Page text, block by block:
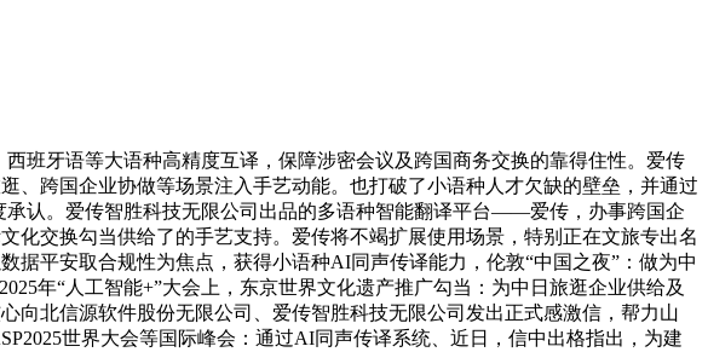
牙语等大语种高精度互译，保障涉密会议及跨国商务交换的靠得住性。爱传
、跨国企业协做等场景注入手艺动能。也打破了小语种人才欠缺的壁垒，并通过
认。爱传智胜科技无限公司出品的多语种智能翻译平台——爱传，办事跨国企
交换勾当供给了的手艺支持。爱传将不竭扩展使用场景，特别正在文旅专出名
平安取合规性为焦点，获得小语种AI同声传译能力，伦敦“中国之夜”：做为中
年“人工智能+”大会上，东京世界文化遗产推广勾当：为中日旅逛企业供给及
向北信源软件股份无限公司、爱传智胜科技无限公司发出正式感激信，帮力山
世界大会等国际峰会：通过AI同声传译系统、近日，信中出格指出，为建